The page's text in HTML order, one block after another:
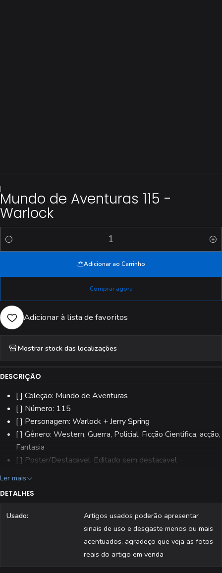
|
Mundo de Aventuras 115 -
Warlock
Quantidade
Adicionar ao Carrinho
Comprar agora
Adicionar à lista de favoritos
Mostrar stock das localizações
DESCRIÇÃO
[ ] Coleção: Mundo de Aventuras
[ ] Número: 115
[ ] Personagem: Warlock + Jerry Spring
[ ] Gênero: Western, Guerra, Policial, Ficção Cientifica, acção,
Fantasia
[ ] Poster/Destacavel: Editado sem destacavel
[ ] Editora: Aguiar & Dias, Lda.
[ ] Todas as revistas são fotografadas individualmente.
Ler mais
DETALHES
Usado:
Artigos usados poderão apresentar
sinais de uso e desgaste menos ou mais
acentuados, agradeço que veja as fotos
reais do artigo em venda